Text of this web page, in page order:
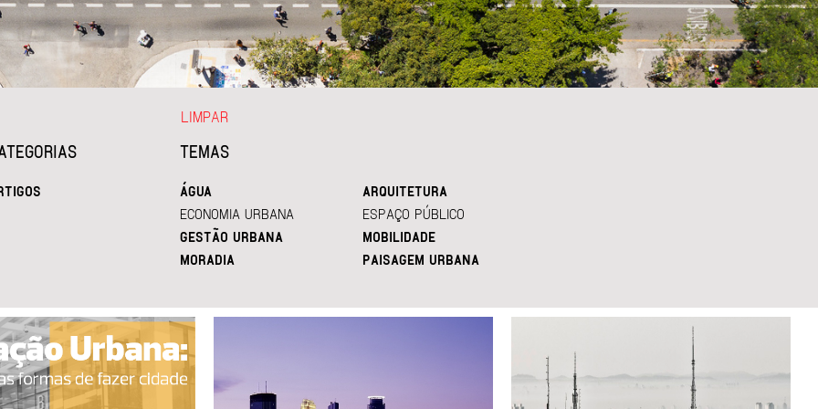
TEMAS
ÁGUA
ARQUITETURA
ECONOMIA URBANA
ESPAÇO PÚBLICO
GESTÃO URBANA
MOBILIDADE
MORADIA
PAISAGEM URBANA
LIMPAR